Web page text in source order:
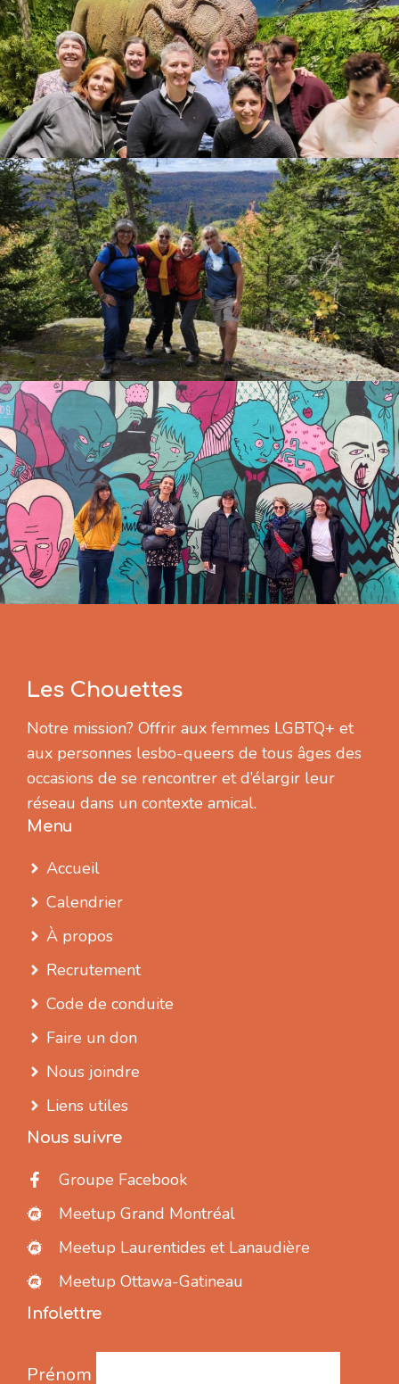
Les Chouettes
Notre mission? Offrir aux femmes LGBTQ+ et
aux personnes lesbo-queers de tous âges des
occasions de se rencontrer et d’élargir leur
réseau dans un contexte amical.
Menu
Accueil
Calendrier
À propos
Recrutement
Code de conduite
Faire un don
Nous joindre
Liens utiles
Nous suivre
Groupe Facebook
Meetup Grand Montréal
Meetup Laurentides et Lanaudière
Meetup Ottawa-Gatineau
Infolettre
Prénom